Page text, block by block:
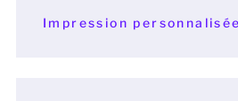
Hommes
Impression